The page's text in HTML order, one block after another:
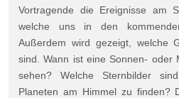
Vortragende die Ereignisse am
welche uns in den
Außerdem wird gezeigt, welche
sind. Wann ist eine Sonnen- oder
sehen? Welche Sternbilder
Planeten am Himmel zu finden?